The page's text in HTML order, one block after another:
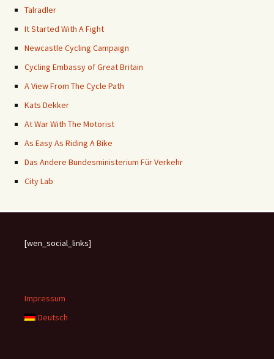
Talradler
It Started With A Fight
Newcastle Cycling Campaign
Cycling Embassy of Great Britain
A View From The Cycle Path
Kats Dekker
At War With The Motorist
As Easy As Riding A Bike
Das Andere Bundesministerium Für Verkehr
City Lab
[wen_social_links]
Impressum
Deutsch